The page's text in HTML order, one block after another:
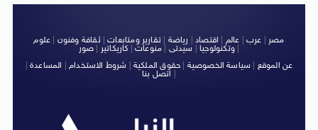
مصر عرب عالم اقتصاد رياضة |تقارير ومتابعات|ثقافة وفنون
علوم
وتكنولوجيا| سيدتى منوعات كاريكاتير صور
|
عن الموقع
سياسة الخصوصية حقوق الملكية شروط الاستخدام| المساعدة|
اتصل بنا